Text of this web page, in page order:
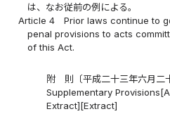
は、なお従前の例による。
Article 4
Prior laws continue to
penal provisions to acts
of this Act.
附 則〔平成二十三年六月二
Supplementary
Extract][Extract]